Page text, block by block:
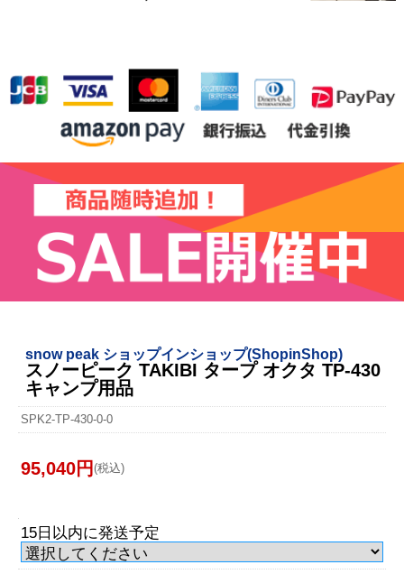
snow peak ショップインショップ(ShopinShop)
スノーピーク TAKIBI タープ オクタ TP-430
キャンプ用品
SPK2-TP-430-0-0
95,040円 (税込)
15日以内に発送予定